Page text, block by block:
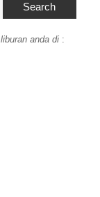
Search
anda di :